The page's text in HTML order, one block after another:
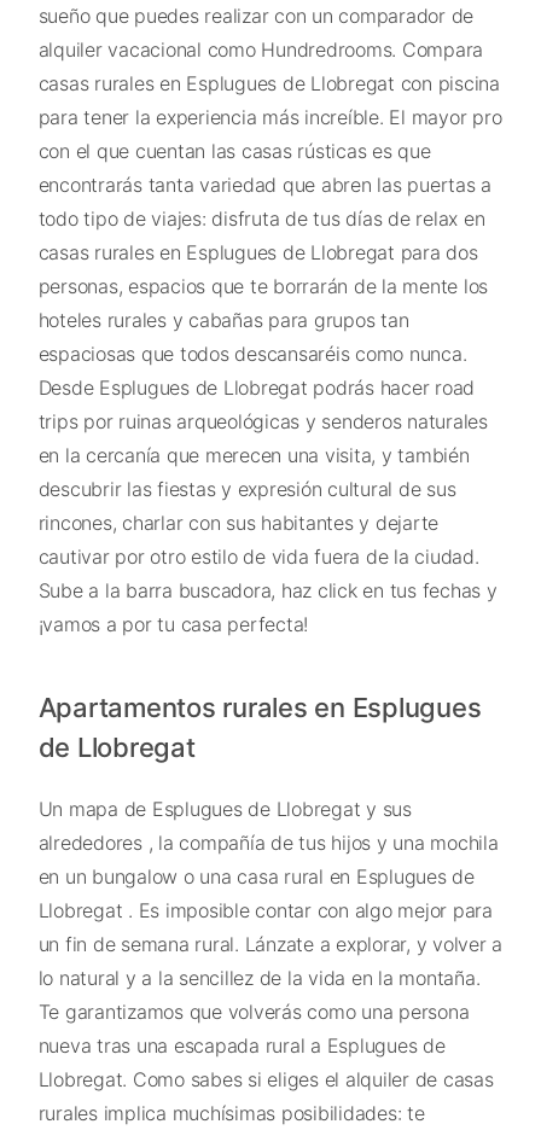
sueño que puedes realizar con un comparador de
alquiler vacacional como Hundredrooms. Compara
casas rurales en Esplugues de Llobregat con piscina
para tener la experiencia más increíble. El mayor pro
con el que cuentan las casas rústicas es que
encontrarás tanta variedad que abren las puertas a
todo tipo de viajes: disfruta de tus días de relax en
casas rurales en Esplugues de Llobregat para dos
personas, espacios que te borrarán de la mente los
hoteles rurales y cabañas para grupos tan
espaciosas que todos descansaréis como nunca.
Desde Esplugues de Llobregat podrás hacer road
trips por ruinas arqueológicas y senderos naturales
en la cercanía que merecen una visita, y también
descubrir las fiestas y expresión cultural de sus
rincones, charlar con sus habitantes y dejarte
cautivar por otro estilo de vida fuera de la ciudad.
Sube a la barra buscadora, haz click en tus fechas y
¡vamos a por tu casa perfecta!
Apartamentos rurales en Esplugues
de Llobregat
Un mapa de Esplugues de Llobregat y sus
alrededores , la compañía de tus hijos y una mochila
en un bungalow o una casa rural en Esplugues de
Llobregat . Es imposible contar con algo mejor para
un fin de semana rural. Lánzate a explorar, y volver a
lo natural y a la sencillez de la vida en la montaña.
Te garantizamos que volverás como una persona
nueva tras una escapada rural a Esplugues de
Llobregat. Como sabes si eliges el alquiler de casas
rurales implica muchísimas posibilidades: te